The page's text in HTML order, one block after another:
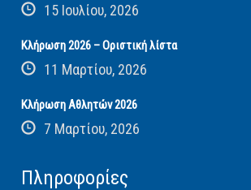
15 Ιουλίου, 2026
Κλήρωση 2026 – Οριστική λίστα
11 Μαρτίου, 2026
Κλήρωση Αθλητών 2026
7 Μαρτίου, 2026
Πληροφορίες